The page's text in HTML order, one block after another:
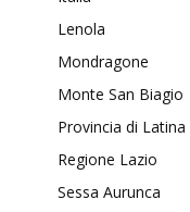
Lenola
Mondragone
Monte San Biagio
Provincia di Latina
Regione Lazio
Sessa Aurunca